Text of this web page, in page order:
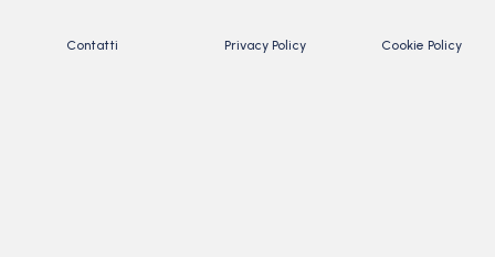
Contatti Privacy Policy Cookie Policy